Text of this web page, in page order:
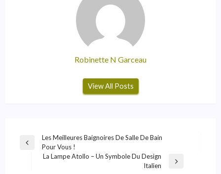
Robinette N Garceau
View All Posts
Navigation
Previous
Les Meilleures Baignoires De Salle De Bain
Pour Vous !
La Lampe Atollo – Un Symbole Du Design
Italien